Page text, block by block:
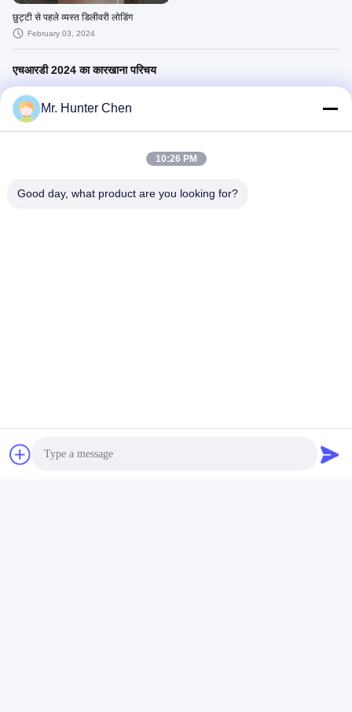
छुट्टी से पहले व्यस्त डिलीवरी लोडिंग
February 03, 2024
एचआरडी 2024 का कारखाना परिचय
04:49
एचआरडी यूपीएस कारखाना 2024 का परिचय
Mr. Hunter Chen
10:26 PM
Good day, what product are you looking for?